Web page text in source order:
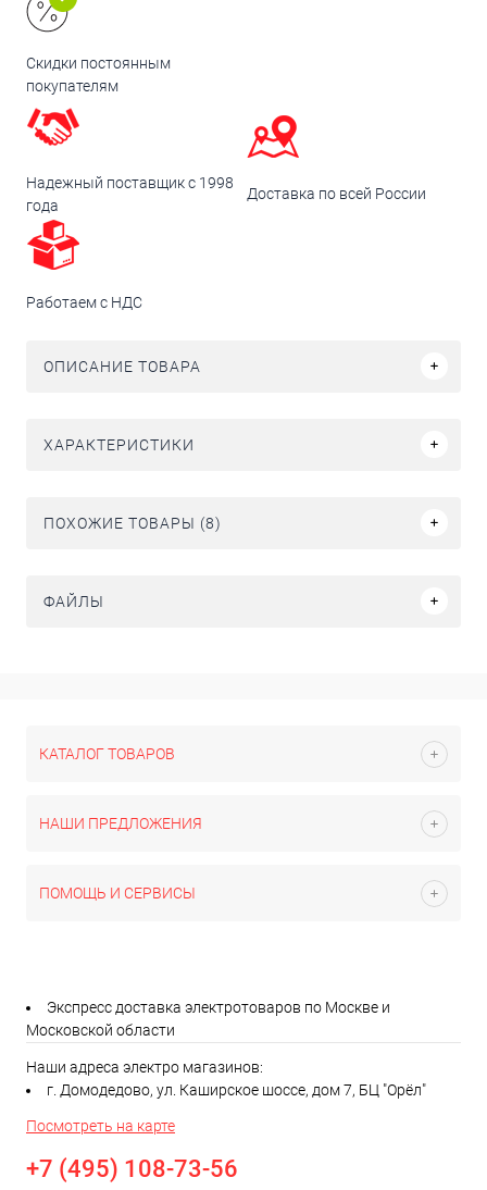
Скидки постоянным
покупателям
Надежный поставщик с 1998
года
Доставка по всей России
Работаем с НДС
ОПИСАНИЕ ТОВАРА
ХАРАКТЕРИСТИКИ
ПОХОЖИЕ ТОВАРЫ (8)
ФАЙЛЫ
КАТАЛОГ ТОВАРОВ
НАШИ ПРЕДЛОЖЕНИЯ
ПОМОЩЬ И СЕРВИСЫ
Экспресс доставка электротоваров по Москве и
Московской области
Наши адреса электро магазинов:
г. Домодедово, ул. Каширское шоссе, дом 7, БЦ "Орёл"
Посмотреть на карте
+7 (495) 108-73-56